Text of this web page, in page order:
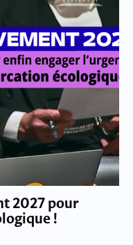
2027 pour
!